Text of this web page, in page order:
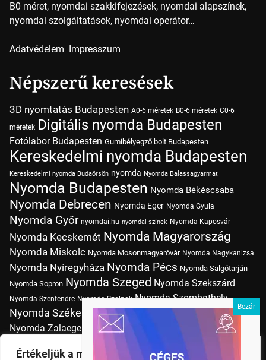
Értékeljük a magánéletét
B0 méret, nyomdai szakkifejezések, nyomdai alapszínek,
nyomdai szolgáltatások, nyomdai operátor…
Adatvédelem Impresszum
Népszerű keresések
3D nyomtatás Budapesten A0-6 méretek B0-6 méretek C0-6
méretek Digitális nyomda Budapesten
Fotólabor Budapesten Gumibélyegző bolt Budapesten
Kereskedelmi nyomda Budapesten
Kereskedelmi nyomda Budaörsön nyomda Nyomda Balassagyarmat
Nyomda Budapesten Nyomda Békéscsaba
Nyomda Debrecen Nyomda Eger Nyomda Gyula
Nyomda Győr nyomdai.hu nyomdai színek Nyomda Kaposvár
Nyomda Kecskemét Nyomda Magyarország
Nyomda Miskolc Nyomda Mosonmagyaróvár Nyomda Nagykanizsa
Nyomda Nyíregyháza Nyomda Pécs Nyomda Salgótarján
Nyomda Sopron Nyomda Szeged Nyomda Szekszárd
Nyomda Szentendre Nyomda Szolnok Nyomda Szombathely
Nyomda Székesfehérvár Nyomda Tatabánya Nyomda Vác
Nyomda Zalaegerszeg Nyomda Érd nyomtatás
Nyomtatás Budapesten